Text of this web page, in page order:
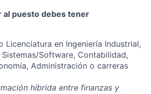
al puesto debes tener
Licenciatura en Ingeniería Industrial,
Sistemas/Software, Contabilidad,
Administración o carreras
híbrida entre finanzas y